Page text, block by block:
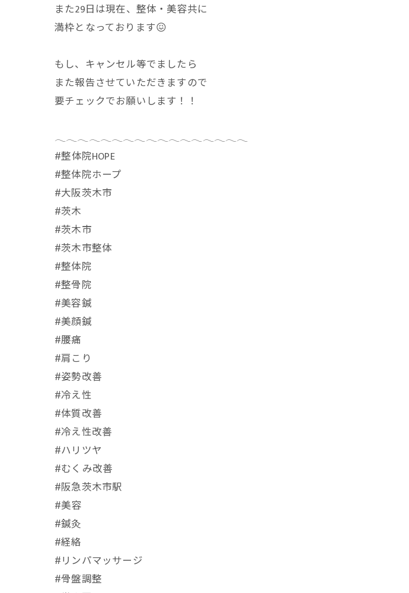
また29日は現在、整体・美容共に
満枠となっております😖
もし、キャンセル等でましたら
また報告させていただきますので
要チェックでお願いします！！
𓂃𓂃𓂃𓂃𓂃𓂃𓂃𓂃𓂃𓂃𓂃𓂃𓂃𓂃𓂃𓂃𓂃
⁡#整体院HOPE
#整体院ホープ
#大阪茨木市
#茨木
#茨木市
#茨木市整体
#整体院
#整骨院
#美容鍼
#美顔鍼
#腰痛
#肩こり
#姿勢改善
#冷え性
#体質改善
#冷え性改善
#ハリツヤ
#むくみ改善
#阪急茨木市駅
⁡#美容
#鍼灸
#経絡
#リンパマッサージ
#骨盤調整